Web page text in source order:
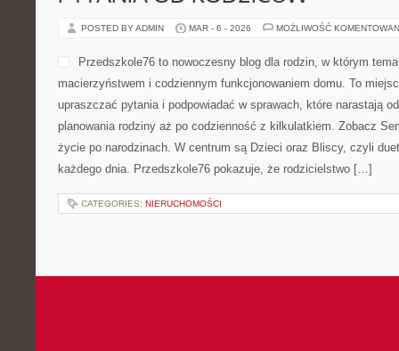
POSTED BY ADMIN MAR - 6 - 2026 MOŻLIWOŚĆ
Przedszkole76 to nowoczesny blog dla rodzin, w którym
macierzyństwem i codziennym funkcjonowaniem domu. To
upraszczać pytania i podpowiadać w sprawach, które narastają
planowania rodziny aż po codzienność z kilkulatkiem. Zobacz
życie po narodzinach. W centrum są Dzieci oraz Bliscy, czyli
każdego dnia. Przedszkole76 pokazuje, że rodzicielstwo […]
CATEGORIES: NIERUCHOMOŚCI